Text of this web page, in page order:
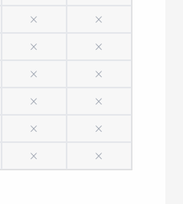
×
×
×
×
×
×
×
×
×
×
× ×